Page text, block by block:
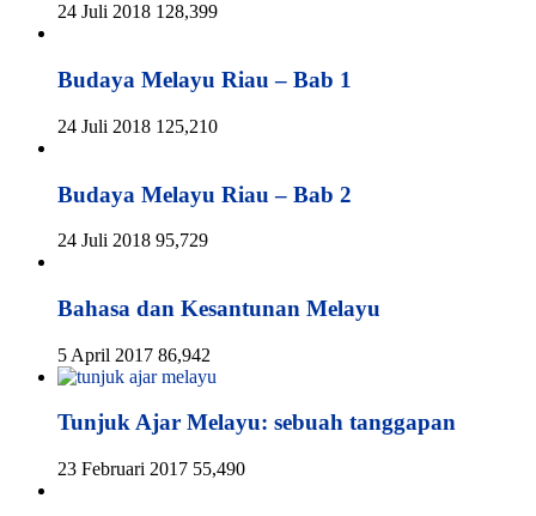
24 Juli 2018 128,399
Budaya Melayu Riau – Bab 1
24 Juli 2018 125,210
Budaya Melayu Riau – Bab 2
24 Juli 2018 95,729
Bahasa dan Kesantunan Melayu
5 April 2017 86,942
Tunjuk Ajar Melayu: sebuah tanggapan
23 Februari 2017 55,490